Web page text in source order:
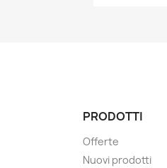
PRODOTTI
Offerte
Nuovi prodotti